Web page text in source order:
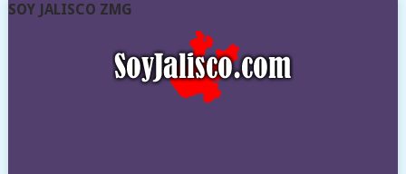
SOY JALISCO ZMG